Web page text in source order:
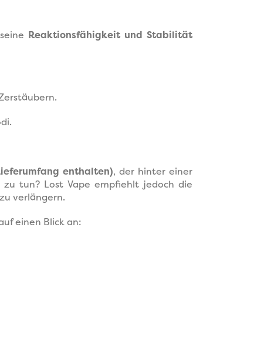
Reaktionsfähigkeit und Stabilität
enthalten), der hinter einer
tun? Lost Vape empfiehlt jedoch die
verlängern.
einen Blick an: